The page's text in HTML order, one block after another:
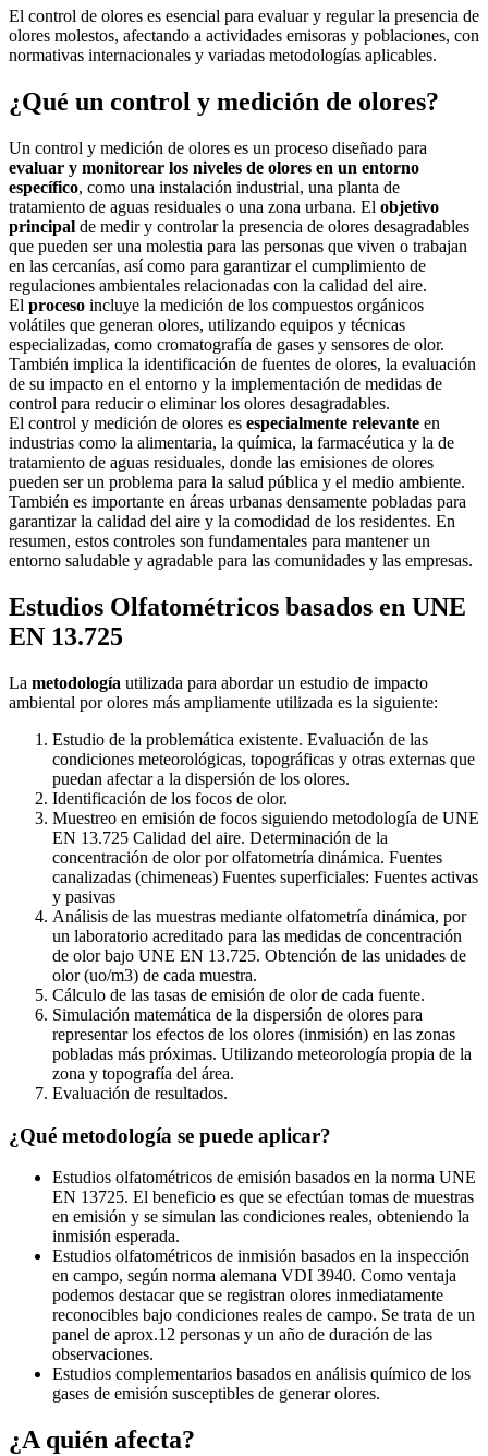
El control de olores es esencial para evaluar y regular la presencia de
olores molestos, afectando a actividades emisoras y poblaciones, con
normativas internacionales y variadas metodologías aplicables.
¿Qué un control y medición de olores?
Un control y medición de olores es un proceso diseñado para
evaluar y monitorear los niveles de olores en un entorno
específico, como una instalación industrial, una planta de
tratamiento de aguas residuales o una zona urbana. El objetivo
principal de medir y controlar la presencia de olores desagradables
que pueden ser una molestia para las personas que viven o trabajan
en las cercanías, así como para garantizar el cumplimiento de
regulaciones ambientales relacionadas con la calidad del aire.
El proceso incluye la medición de los compuestos orgánicos
volátiles que generan olores, utilizando equipos y técnicas
especializadas, como cromatografía de gases y sensores de olor.
También implica la identificación de fuentes de olores, la evaluación
de su impacto en el entorno y la implementación de medidas de
control para reducir o eliminar los olores desagradables.
El control y medición de olores es especialmente relevante en
industrias como la alimentaria, la química, la farmacéutica y la de
tratamiento de aguas residuales, donde las emisiones de olores
pueden ser un problema para la salud pública y el medio ambiente.
También es importante en áreas urbanas densamente pobladas para
garantizar la calidad del aire y la comodidad de los residentes. En
resumen, estos controles son fundamentales para mantener un
entorno saludable y agradable para las comunidades y las empresas.
Estudios Olfatométricos basados en UNE
EN 13.725
La metodología utilizada para abordar un estudio de impacto
ambiental por olores más ampliamente utilizada es la siguiente:
Estudio de la problemática existente. Evaluación de las
condiciones meteorológicas, topográficas y otras externas que
puedan afectar a la dispersión de los olores.
Identificación de los focos de olor.
Muestreo en emisión de focos siguiendo metodología de UNE
EN 13.725 Calidad del aire. Determinación de la
concentración de olor por olfatometría dinámica. Fuentes
canalizadas (chimeneas) Fuentes superficiales: Fuentes activas
y pasivas
Análisis de las muestras mediante olfatometría dinámica, por
un laboratorio acreditado para las medidas de concentración
de olor bajo UNE EN 13.725. Obtención de las unidades de
olor (uo/m3) de cada muestra.
Cálculo de las tasas de emisión de olor de cada fuente.
Simulación matemática de la dispersión de olores para
representar los efectos de los olores (inmisión) en las zonas
pobladas más próximas. Utilizando meteorología propia de la
zona y topografía del área.
Evaluación de resultados.
¿Qué metodología se puede aplicar?
Estudios olfatométricos de emisión basados en la norma UNE
EN 13725. El beneficio es que se efectúan tomas de muestras
en emisión y se simulan las condiciones reales, obteniendo la
inmisión esperada.
Estudios olfatométricos de inmisión basados en la inspección
en campo, según norma alemana VDI 3940. Como ventaja
podemos destacar que se registran olores inmediatamente
reconocibles bajo condiciones reales de campo. Se trata de un
panel de aprox.12 personas y un año de duración de las
observaciones.
Estudios complementarios basados en análisis químico de los
gases de emisión susceptibles de generar olores.
¿A quién afecta?